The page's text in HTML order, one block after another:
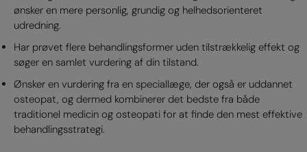
ønsker en mere personlig, grundig og helhedsorienteret
udredning.
Har prøvet flere behandlingsformer uden tilstrækkelig effekt og
søger en samlet vurdering af din tilstand.
Ønsker en vurdering fra en speciallæge, der også er uddannet
osteopat, og dermed kombinerer det bedste fra både
traditionel medicin og osteopati for at finde den mest effektive
behandlingsstrategi.